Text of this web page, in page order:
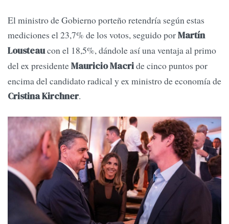
El ministro de Gobierno porteño retendría según estas
mediciones el 23,7% de los votos, seguido porMartín
Lousteaucon el 18,5%, dándole así una ventaja al primo
del ex presidenteMauricio Macride cinco puntos por
encima del candidato radical y ex ministro de economía de
Cristina Kirchner.